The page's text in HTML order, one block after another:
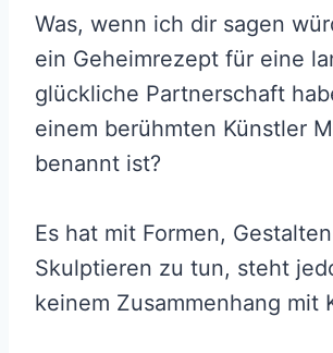
Was, wenn ich dir sagen
ein Geheimrezept für eine
glückliche Partnerschaft
einem berühmten Künstler
benannt ist?
Es hat mit Formen,
Skulptieren zu tun, steht
keinem Zusammenhang mit